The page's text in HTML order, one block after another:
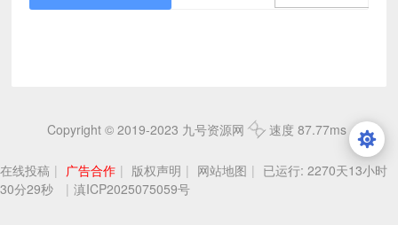
Copyright © 2019-2023 九号资源网 速度 87.77ms
在线投稿 | 广告合作 | 版权声明 | 网站地图 | 已运行: 2270天13小时
30分32秒
| 滇ICP2025075059号